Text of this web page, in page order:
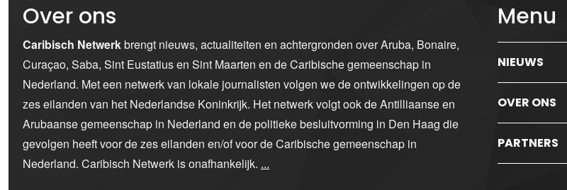
Over ons
Caribisch Netwerkbrengt nieuws, actualiteiten en achtergronden over Aruba, Bonaire,
Curaçao, Saba, Sint Eustatius en Sint Maarten en de Caribische gemeenschap in
Nederland. Met een netwerk van lokale journalisten volgen we de ontwikkelingen op de
zes eilanden van het Nederlandse Koninkrijk. Het netwerk volgt ook de Antilliaanse en
Arubaanse gemeenschap in Nederland en de politieke besluitvorming in Den Haag die
gevolgen heeft voor de zes eilanden en/of voor de Caribische gemeenschap in
Nederland. Caribisch Netwerk is onafhankelijk. ...
Menu
NIEUWS
OVER ONS
PARTNERS